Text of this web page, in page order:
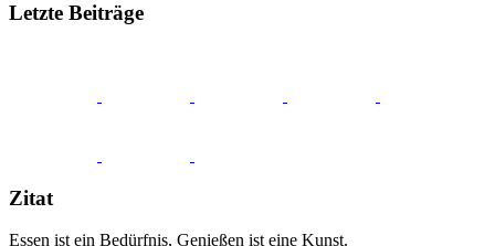
Letzte Beiträge
Zitat
Essen ist ein Bedürfnis, Genießen ist eine Kunst.